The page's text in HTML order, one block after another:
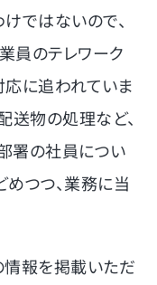
ではないので、
員のテレワーク
に追われていま
送物の処理など、
署の社員につい
つつ、業務に当
情報を掲載いただ